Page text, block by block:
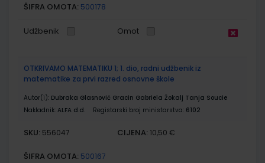
ŠIFRA OMOTA: 500178
Udžbenik Omot
OTKRIVAMO MATEMATIKU 1; 1. dio, radni udžbenik iz
matematike za prvi razred osnovne škole
Autor(i): Dubraka Glasnović Gracin Gabriela Žokalj Tanja Soucie
Nakladnik: ALFA d.d. Registarski broj ministarstva: 6102
SKU: 556047 CIJENA: 10,50 €
ŠIFRA OMOTA: 500167